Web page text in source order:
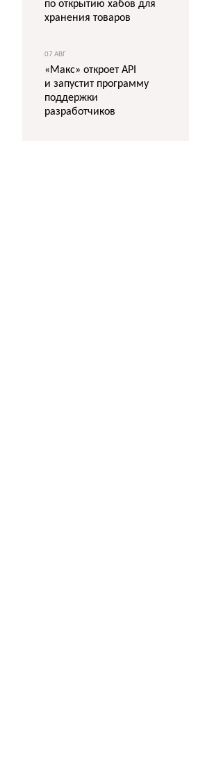
по открытию хабов для
хранения товаров
07 АВГ
«Макс» откроет API
и запустит программу
поддержки
разработчиков